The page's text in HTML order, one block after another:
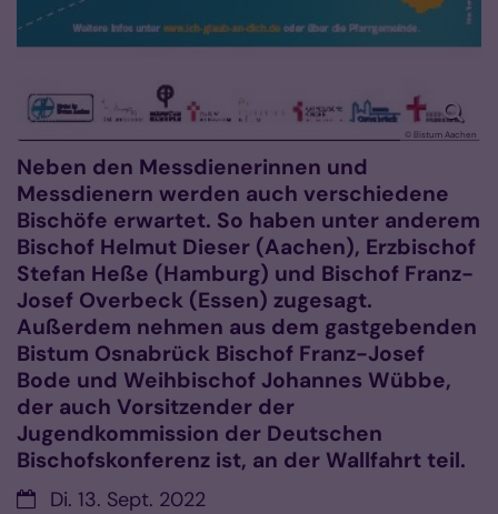
© Bistum Aachen
Neben den Messdienerinnen und
Messdienern werden auch verschiedene
Bischöfe erwartet. So haben unter anderem
Bischof Helmut Dieser (Aachen), Erzbischof
Stefan Heße (Hamburg) und Bischof Franz-
Josef Overbeck (Essen) zugesagt.
Außerdem nehmen aus dem gastgebenden
Bistum Osnabrück Bischof Franz-Josef
Bode und Weihbischof Johannes Wübbe,
der auch Vorsitzender der
Jugendkommission der Deutschen
Bischofskonferenz ist, an der Wallfahrt teil.
Datum:Di. 13. Sept. 2022